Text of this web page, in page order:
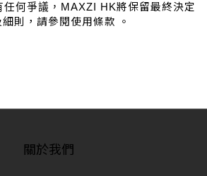
任何爭議， MAXZI HK將保留最終決定
則，請參閱使用條款 。
關於我們